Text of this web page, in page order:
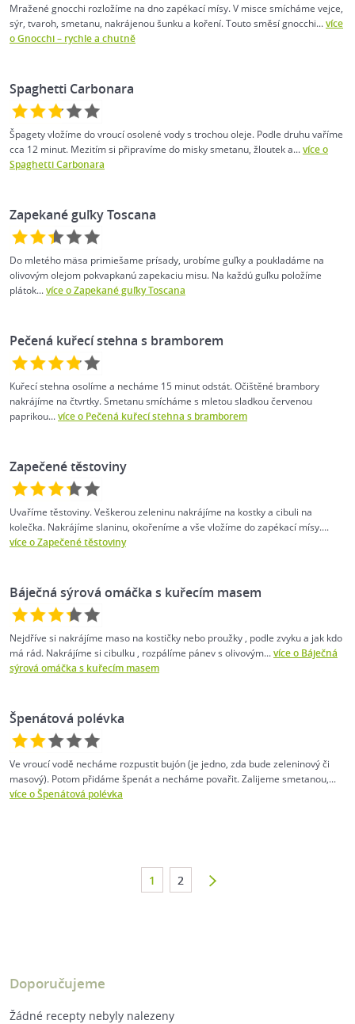
Mražené gnocchi rozložíme na dno zapékací mísy. V misce smícháme vejce,
sýr, tvaroh, smetanu, nakrájenou šunku a koření. Touto směsí gnocchi...více
o Gnocchi – rychle a chutně
Spaghetti Carbonara
Špagety vložíme do vroucí osolené vody s trochou oleje. Podle druhu vaříme
cca 12 minut. Mezitím si připravíme do misky smetanu, žloutek a...více o
Spaghetti Carbonara
Zapekané guľky Toscana
Do mletého mäsa primiešame prísady, urobíme guľky a poukladáme na
olivovým olejom pokvapkanú zapekaciu misu. Na každú guľku položíme
plátok...více o Zapekané guľky Toscana
Pečená kuřecí stehna s bramborem
Kuřecí stehna osolíme a necháme 15 minut odstát. Očištěné brambory
nakrájíme na čtvrtky. Smetanu smícháme s mletou sladkou červenou
paprikou...více o Pečená kuřecí stehna s bramborem
Zapečené těstoviny
Uvaříme těstoviny. Veškerou zeleninu nakrájíme na kostky a cibuli na
kolečka. Nakrájíme slaninu, okořeníme a vše vložíme do zapékací mísy....
více o Zapečené těstoviny
Báječná sýrová omáčka s kuřecím masem
Nejdříve si nakrájíme maso na kostičky nebo proužky , podle zvyku a jak kdo
má rád. Nakrájíme si cibulku , rozpálíme pánev s olivovým...více o Báječná
sýrová omáčka s kuřecím masem
Špenátová polévka
Ve vroucí vodě necháme rozpustit bujón (je jedno, zda bude zeleninový či
masový). Potom přidáme špenát a necháme povařit. Zalijeme smetanou,...
více o Špenátová polévka
1 2
Doporučujeme
Žádné recepty nebyly nalezeny